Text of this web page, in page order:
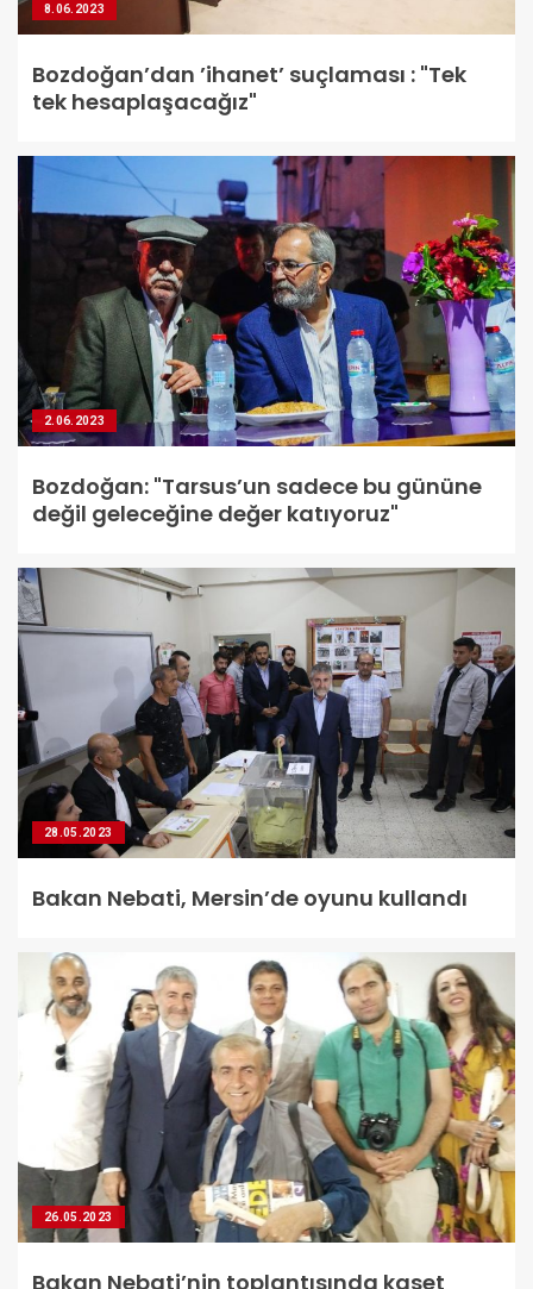
8.06.2023
Bozdoğan’dan ’ihanet’ suçlaması : "Tek
tek hesaplaşacağız"
2.06.2023
Bozdoğan: "Tarsus’un sadece bu gününe
değil geleceğine değer katıyoruz"
28.05.2023
Bakan Nebati, Mersin’de oyunu kullandı
26.05.2023
Bakan Nebati’nin toplantısında kaset